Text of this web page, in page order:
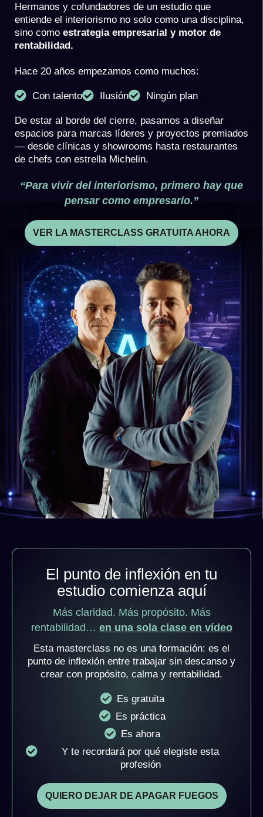
Hermanos y cofundadores de un estudio que
entiende el interiorismo no solo como una disciplina,
sino como estrategia empresarial y motor de
rentabilidad.
Hace 20 años empezamos como muchos:
Con talento Ilusión Ningún plan
De estar al borde del cierre, pasamos a diseñar
espacios para marcas líderes y proyectos premiados
— desde clínicas y showrooms hasta restaurantes
de chefs con estrella Michelin.
“Para vivir del interiorismo, primero hay que
pensar como empresario.”
VER LA MASTERCLASS GRATUITA AHORA
El punto de inflexión en tu
estudio comienza aquí
Más claridad. Más propósito. Más
rentabilidad… en una sola clase en vídeo
Esta masterclass no es una formación: es el
punto de inflexión entre trabajar sin descanso y
crear con propósito, calma y rentabilidad.
Es gratuita
Es práctica
Es ahora
Y te recordará por qué elegiste esta
profesión
QUIERO DEJAR DE APAGAR FUEGOS